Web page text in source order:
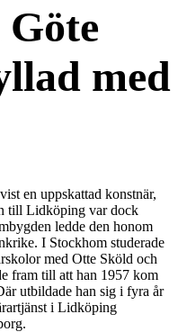
med
en uppskattad konstnär,
till Lidköping var dock
ledde den honom
I Stockhom studerade
med Otte Sköld och
fram till att han 1957 kom
utbildade han sig i fyra år
i Lidköping